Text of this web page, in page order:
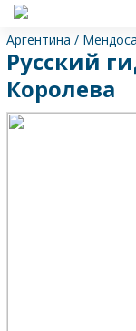
Аргентина / Мендоса
Русский
Королева